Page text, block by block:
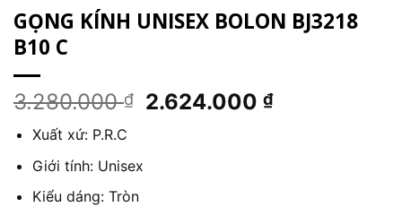
GỌNG KÍNH UNISEX BOLON BJ3218
B10 C
3.280.000₫
Giá
2.624.000₫Giá
Xuất xứ: P.R.C
Giới tính: Unisex
Kiểu dáng: Tròn